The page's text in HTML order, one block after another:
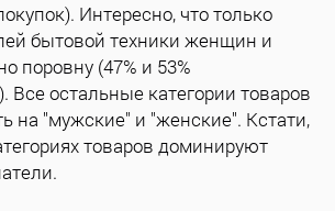
Интересно, что только
бытовой техники женщин и
поровну (47% и 53%
Все остальные категории товаров
на "мужские" и "женские". Кстати,
товаров доминируют